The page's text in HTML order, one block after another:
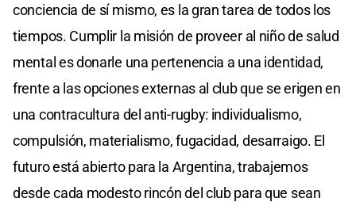
conciencia de sí mismo, es la gran tarea de todos los
tiempos. Cumplir la misión de proveer al niño de salud
mental es donarle una pertenencia a una identidad,
frente a las opciones externas al club que se erigen en
una contracultura del anti-rugby: individualismo,
compulsión, materialismo, fugacidad, desarraigo. El
futuro está abierto para la Argentina, trabajemos
desde cada modesto rincón del club para que sean